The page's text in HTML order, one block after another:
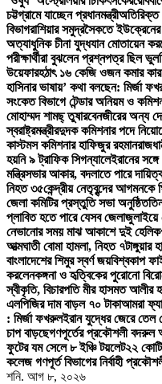
চট্টগ্রামে যাচ্ছেন প্রধানমন্ত্রীঅতিরিক্ত
বিভাগরাশিয়ার সমুদ্রসৈকতে
অত্যাধুনিক চীনা যুদ্ধযান মোতায়েন
পরীক্ষার্থীরা বুঝলেন প্রশ্নপত্র ছিল ভুল
উয়েফারহঠাৎ ১৬ কেজি ওজন কমার
হাসিনার ভাষায়’ কথা বলছেন: মির্জা
সংকেত বিভাগে টেন্ডার অনিয়ম ও
মোহাম্মদ শামছ্ তুষারবেনজীরের অন্য
স্বরাষ্ট্রমন্ত্রীরদুদক কমিশনার পদে
কাস্টমস কমিশনার হাফিজুর রহমান
হয়নি ৯ ট্রাফিক সিগন্যালেইরানের
মন্ত্রিসভার আকার, বদলাতে পারে দায়িত্ব
নিহত ৩৫কেন্দ্রীয় নেতৃবৃন্দের আগমনকে
জেলা কমিটির প্রস্তুতি সভা অনুষ্ঠিত
প্লাবিত হতে পারে যেসব জেলাজুলাইয়ে
নেভানোর সময় মাঝ আকাশে দুই
আত্মঘাতী বোমা হামলা, নিহত ৭টাঙ্গুয়ার
বাংলাদেশের শিমুর স্বর্ণ জয়বিশ্বকাপ
করলেনকঙ্গনা ও হৃত্বিকের পুরোনো
স্বীকৃতি, বিচারপতি মীর হাসমত আলীর
এলপিজির দাম বাড়ল ৭০ টাকাআমরা
: মির্জা ফখরুলইরান যুদ্ধের জেরে তেল
চাপ বাড়ছেগণপূর্তের প্রকৌশলী বদরুল
ফুটের যম সেলে ৮ ইঞ্চি টয়লেট২২
কলেজ গণপূর্ত বিভাগের নির্বাহী
শনি. আগ ৮, ২০২৬